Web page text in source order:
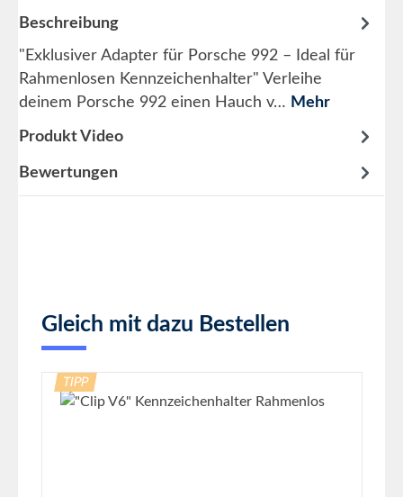
Beschreibung
"Exklusiver Adapter für Porsche 992 – Ideal für
Rahmenlosen Kennzeichenhalter" Verleihe
deinem Porsche 992 einen Hauch v… Mehr
Produkt Video
Bewertungen
Produktgalerie überspringen
Gleich mit dazu Bestellen
TIPP